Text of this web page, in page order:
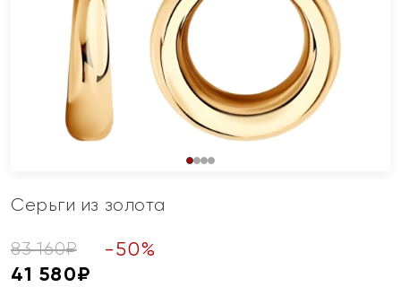
Серьги из золота
83 160₽ -50%
41 580₽